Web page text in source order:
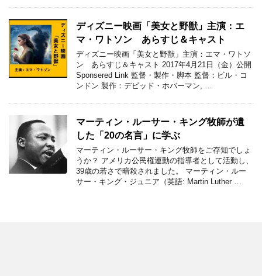
ディズニー映画「美女と野獣」主演：エ
マ・ワトソン あらすじ＆キャスト
ディズニー映画「美女と野獣」主演：エマ・ワトソ
ン あらすじ＆キャスト 2017年4月21日（金）公開
Sponsered Link 監督・製作・脚本 監督：ビル・コ
ンドン 製作：デビッド・ホバーマン, …
マーティン・ルーサー・キング牧師が遺
した「20の名言」に学ぶ
マーティン・ルーサー・キング牧師をご存知でしょ
うか？ アメリカ公民権運動の指導者として活動し、
39歳の若さで暗殺されました。 マーティン・ルー
サー・キング・ジュニア（英語: Martin Luther …